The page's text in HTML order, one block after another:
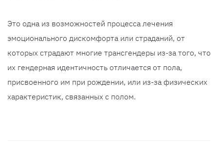
Это одна из возможностей процесса лечения
эмоционального дискомфорта или страданий, от
которых страдают многие трансгендеры из-за того, что
их гендерная идентичность отличается от пола,
присвоенного им при рождении, или из-за физических
характеристик, связанных с полом.